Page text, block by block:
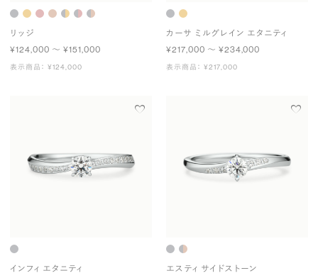
リッジ
¥124,000 〜 ¥151,000
表示商品： ¥124,000
カーサ ミルグレイン エタニティ
¥217,000 〜 ¥234,000
表示商品： ¥217,000
インフィ エタニティ
エスティ サイドストーン